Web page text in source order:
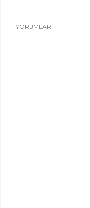
YORUMLAR